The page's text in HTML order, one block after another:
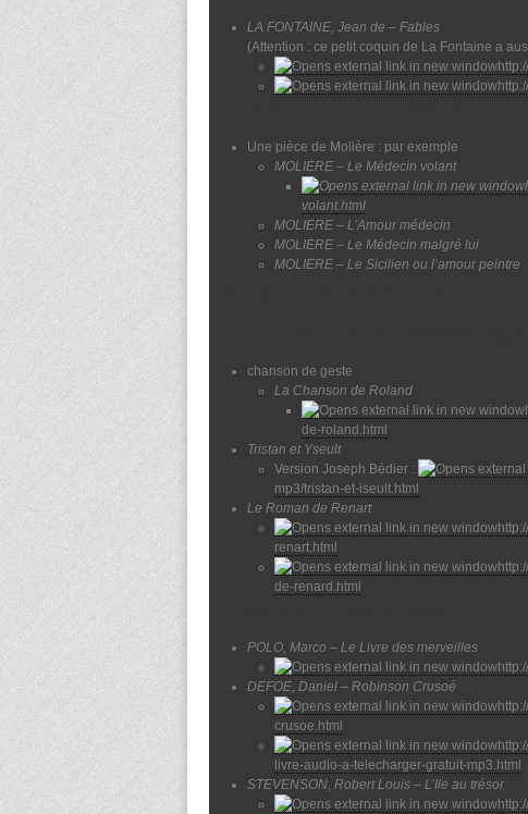
LA FONTAINE, Jean de – Fables
(Attention : ce petit coquin de La Fontaine a
Une pièce de Molière : par exemple
MOLIERE – Le Médecin volant
volant.html
MOLIERE – L’Amour médecin
MOLIERE – Le Médecin malgré lui
MOLIERE – Le Sicilien ou l’amour peintre
chanson de geste
La Chanson de Roland
de-roland.html
Tristan et Yseult
Version Joseph Bédier :
mp3/tristan-et-iseult.html
Le Roman de Renart
renart.html
de-renard.html
POLO, Marco – Le Livre des merveilles
DEFOE, Daniel – Robinson Crusoé
crusoe.html
livre-audio-a-telecharger-gratuit-mp3.html
STEVENSON, Robert Louis – L’Ile au trésor